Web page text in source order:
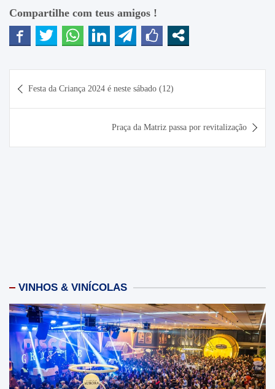
Compartilhe com teus amigos !
de
Festa da Criança 2024 é neste sábado (12)
Praça da Matriz passa por revitalização
VINHOS & VINÍCOLAS